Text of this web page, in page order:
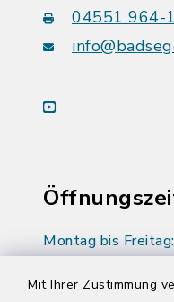
Mit Ihrer Zustimmung
04551 964-
youtube
Montag bis Freitag: